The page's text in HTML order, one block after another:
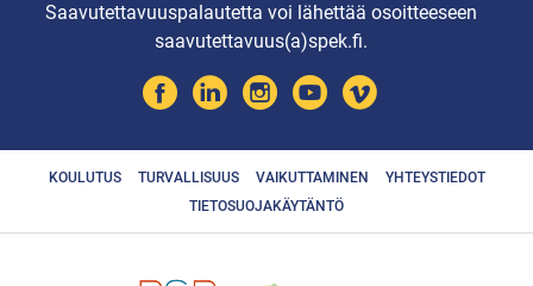
Saavutettavuuspalautetta voi lähettää osoitteeseen
saavutettavuus(a)spek.fi.
KOULUTUS TURVALLISUUS VAIKUTTAMINEN
YHTEYSTIEDOT
TIETOSUOJAKÄYTÄNTÖ